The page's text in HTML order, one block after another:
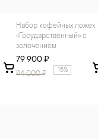
Набор кофейных ложек
«Государственный» с
золочением
79 900 ₽
94 000₽ 15%